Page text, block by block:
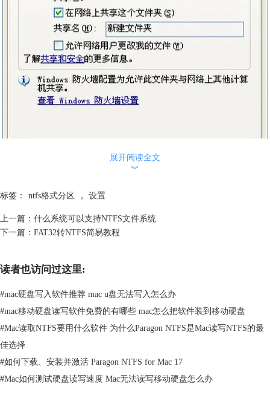
展开阅读全文
︾
标签： ntfs格式分区 ， 设置
上一篇： 什么系统可以支持NTFS文件系统
下一篇： FAT32转NTFS简易教程
读者也访问过这里:
#mac硬盘写入软件推荐 mac u盘无法写入怎么办
#mac移动硬盘读写软件免费的有哪些 mac怎么把软件装到移动硬盘
#Mac读取NTFS要用什么软件 为什么Paragon NTFS是Mac读写NTFS的最
佳选择
#如何下载、安装并激活 Paragon NTFS for Mac 17
#Mac如何测试硬盘读写速度 Mac无法读写移动硬盘怎么办